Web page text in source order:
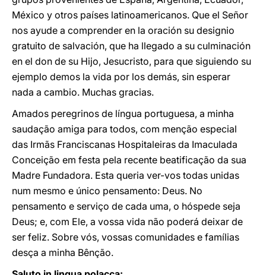
México y otros países latinoamericanos. Que el Señor
nos ayude a comprender en la oración su designio
gratuito de salvación, que ha llegado a su culminación
en el don de su Hijo, Jesucristo, para que siguiendo su
ejemplo demos la vida por los demás, sin esperar
nada a cambio. Muchas gracias.
Amados peregrinos de língua portuguesa, a minha
saudação amiga para todos, com menção especial
das Irmãs Franciscanas Hospitaleiras da Imaculada
Conceição em festa pela recente beatificação da sua
Madre Fundadora. Esta queria ver-vos todas unidas
num mesmo e único pensamento: Deus. No
pensamento e serviço de cada uma, o hóspede seja
Deus; e, com Ele, a vossa vida não poderá deixar de
ser feliz. Sobre vós, vossas comunidades e famílias
desça a minha Bênção.